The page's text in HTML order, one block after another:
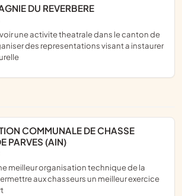
DU REVERBERE
des representations visant a instaurer
PARVES (AIN)
aux chasseurs un meilleur exercice